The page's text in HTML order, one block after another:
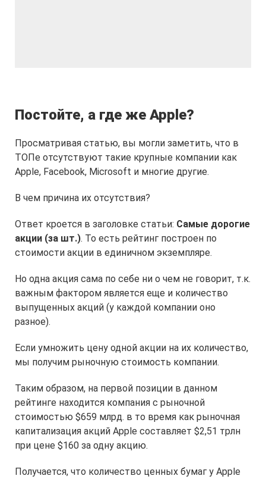
Постойте, а где же Apple?
Просматривая статью, вы могли заметить, что в
ТОПе отсутствуют такие крупные компании как
Apple, Facebook, Microsoft и многие другие.
В чем причина их отсутствия?
Ответ кроется в заголовке статьи: Самые дорогие
акции (за шт.). То есть рейтинг построен по
стоимости акции в единичном экземпляре.
Но одна акция сама по себе ни о чем не говорит, т.к.
важным фактором является еще и количество
выпущенных акций (у каждой компании оно
разное).
Если умножить цену одной акции на их количество,
мы получим рыночную стоимость компании.
Таким образом, на первой позиции в данном
рейтинге находится компания с рыночной
стоимостью $659 млрд. в то время как рыночная
капитализация акций Apple составляет $2,51 трлн
при цене $160 за одну акцию.
Получается, что количество ценных бумаг у Apple